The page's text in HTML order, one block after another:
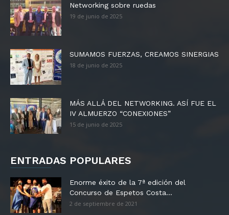
Networking sobre ruedas
19 de junio de 2025
SUMAMOS FUERZAS, CREAMOS SINERGIAS
18 de junio de 2025
MÁS ALLÁ DEL NETWORKING. ASÍ FUE EL
IV ALMUERZO “CONEXIONES”
15 de junio de 2025
ENTRADAS POPULARES
Enorme éxito de la 7ª edición del
Concurso de Espetos Costa...
2 de septiembre de 2021